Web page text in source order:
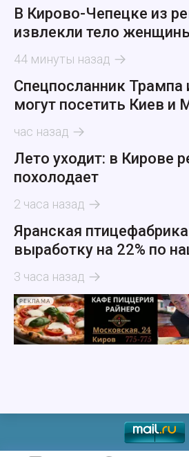
В Кирово-Чепецке из
извлекли тело
44 минуты назад
Спецпосланник Трампа
могут посетить Киев и
час назад
Лето уходит: в Кирове
похолодает
2 часа назад
Яранская
выработку на 22% по
3 часа назад
РЕКЛАМА